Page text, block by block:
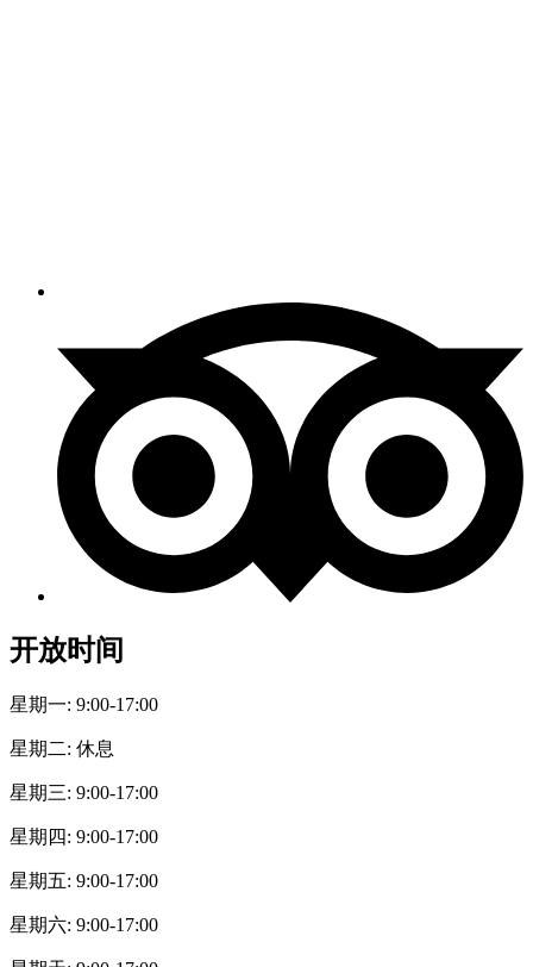
开放时间
星期一: 9:00-17:00
星期二: 休息
星期三: 9:00-17:00
星期四: 9:00-17:00
星期五: 9:00-17:00
星期六: 9:00-17:00